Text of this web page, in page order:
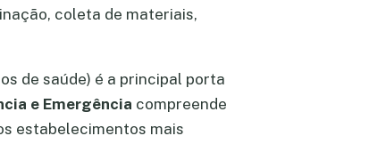
coleta de materiais,
de saúde) é a principal porta
e Emergência compreende
estabelecimentos mais